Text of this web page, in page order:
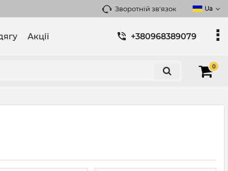
Зворотній зв'язок Ua
Акції +380968389079
0